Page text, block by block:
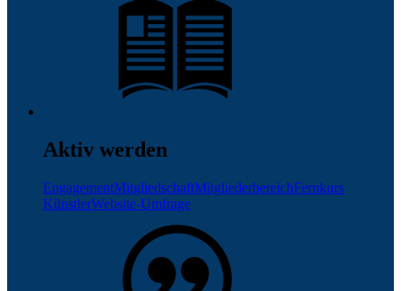
Aktiv werden
EngagementMitgliedschaftMitgliederbereichFernkurs
KünstlerWebsite-Umfrage